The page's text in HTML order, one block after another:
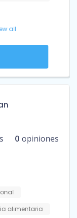
all
0 opiniones
alimentaria